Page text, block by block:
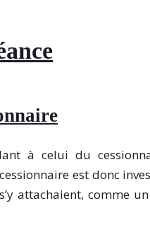
à celui du
est donc
attachaient, comme